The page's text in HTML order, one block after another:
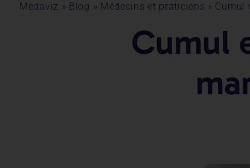
Medaviz » Blog » Médecins et praticiens » Cumul
Cumul